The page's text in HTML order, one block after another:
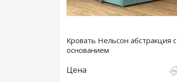
Кровать Нельсон абстракция с
основанием
Цена